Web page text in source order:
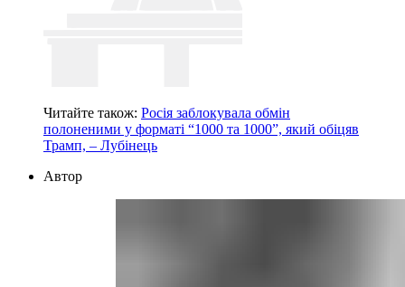
Читайте також: Росія заблокувала обмін
полоненими у форматі “1000 та 1000”, який обіцяв
Трамп, – Лубінець
Автор